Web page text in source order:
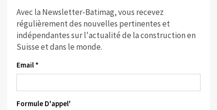
Avec la Newsletter-Batimag, vous recevez
régulièrement des nouvelles pertinentes et
indépendantes sur l'actualité de la construction en
Suisse et dans le monde.
Email *
Formule D'appel'